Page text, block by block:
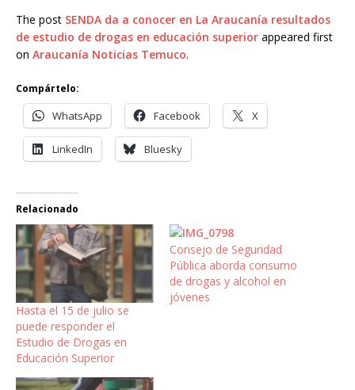
The post SENDA da a conocer en La Araucanía resultados
de estudio de drogas en educación superior appeared first
on Araucanía Noticias Temuco.
Compártelo:
WhatsApp Facebook X
LinkedIn Bluesky
Relacionado
Hasta el 15 de julio se
puede responder el
Estudio de Drogas en
Educación Superior
Consejo de Seguridad
Pública aborda consumo
de drogas y alcohol en
jóvenes